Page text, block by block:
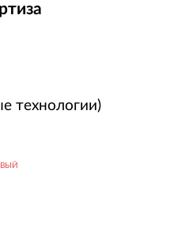
технологии)